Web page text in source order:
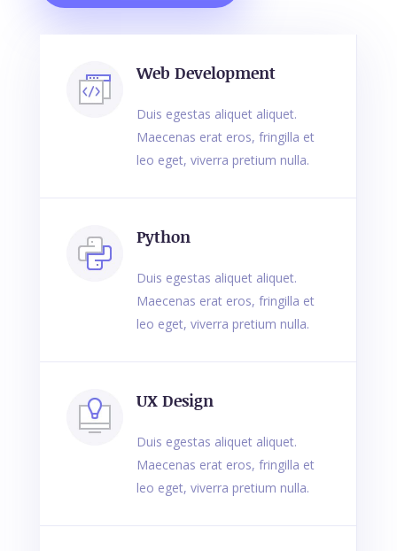
Web Development
Duis egestas aliquet aliquet.
Maecenas erat eros, fringilla et
leo eget, viverra pretium nulla.
Python
Duis egestas aliquet aliquet.
Maecenas erat eros, fringilla et
leo eget, viverra pretium nulla.
UX Design
Duis egestas aliquet aliquet.
Maecenas erat eros, fringilla et
leo eget, viverra pretium nulla.